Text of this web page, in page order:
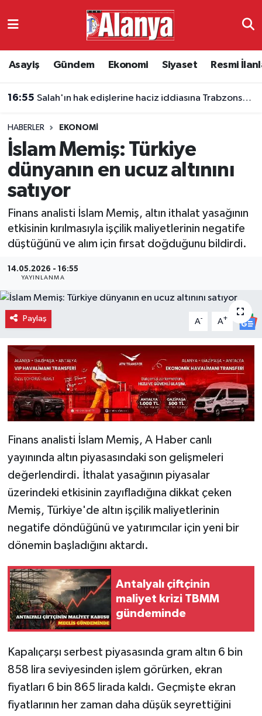
Asayiş Gündem Ekonomi Siyaset Resmi
16:55 Salah'ın hak edişlerine haciz iddiasına Trabzonspor'dan yalanlama
HABERLER EKONOMI
İslam Memiş: Türkiye
dünyanın en ucuz altınını
satıyor
Finans analisti İslam Memiş, altın ithalat yasağının
etkisinin kırılmasıyla işçilik maliyetlerinin negatife
düştüğünü ve alım için fırsat doğduğunu bildirdi.
14.05.2026 - 16:55
YAYINLANMA
Paylaş A- A+
Finans analisti İslam Memiş, A Haber canlı
yayınında altın piyasasındaki son gelişmeleri
değerlendirdi. İthalat yasağının piyasalar
üzerindeki etkisinin zayıfladığına dikkat çeken
Memiş, Türkiye'de altın işçilik maliyetlerinin
negatife döndüğünü ve yatırımcılar için yeni bir
dönemin başladığını aktardı.
Antalyalı çiftçinin
maliyet krizi TBMM
gündeminde
Kapalıçarşı serbest piyasasında gram altın 6 bin
858 lira seviyesinden işlem görürken, ekran
fiyatları 6 bin 865 lirada kaldı. Geçmişte ekran
fiyatlarının her zaman daha düşük seyrettiğini
Ekonomi
Resmi İlanlar
Alanyaspor
Turizm
Antalya Namaz Vakitleri
Süper Lig Puan Durumu ve Fikstür
Tüm Manşetler
Son Dakika Haberleri